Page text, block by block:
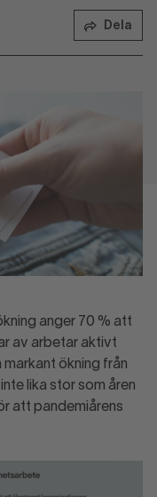
Dela
anger 70 % att
av arbetar aktivt
ökning från
lika stor som åren
att pandemiårens